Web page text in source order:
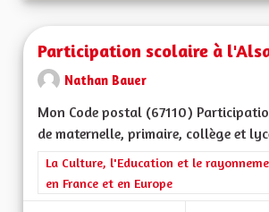
Participation scolaire à
Nathan Bauer
Mon Code postal (67110)
de maternelle, primaire, collège et
Filtrer les résultats de la catégorie : La
La Culture, l'Education et le
en France et en Europe